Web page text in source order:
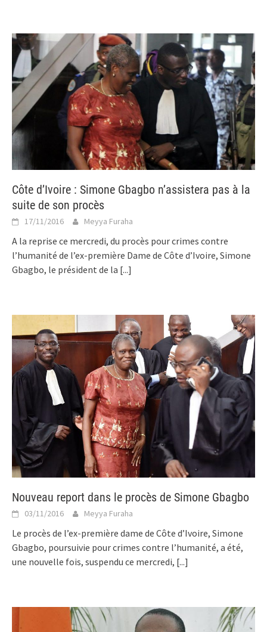
Côte d’Ivoire : Simone Gbagbo n’assistera pas à la
suite de son procès
17/11/2016 Meyya Furaha
A la reprise ce mercredi, du procès pour crimes contre
l’humanité de l’ex-première Dame de Côte d’Ivoire, Simone
Gbagbo, le président de la [...]
Nouveau report dans le procès de Simone Gbagbo
03/11/2016 Meyya Furaha
Le procès de l’ex-première dame de Côte d’Ivoire, Simone
Gbagbo, poursuivie pour crimes contre l’humanité, a été,
une nouvelle fois, suspendu ce mercredi, [...]